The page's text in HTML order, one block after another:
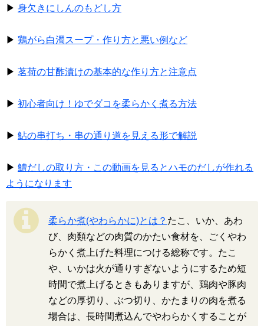
▶ 身欠きにしんのもどし方
▶ 鶏がら白濁スープ・作り方と悪い例など
▶ 茗荷の甘酢漬けの基本的な作り方と注意点
▶ 初心者向け！ゆでダコを柔らかく煮る方法
▶ 鮎の串打ち・串の通り道を見える形で解説
▶ 鱧だしの取り方・この動画を見るとハモのだしが作れる
ようになります
柔らか煮(やわらかに)とは？ たこ、いか、あわ
び、肉類などの肉質のかたい食材を、ごくやわ
らかく煮上げた料理につける総称です。たこ
や、いかは火が通りすぎないようにするため短
時間で煮上げるときもありますが、鶏肉や豚肉
などの厚切り、ぶつ切り、かたまりの肉を煮る
場合は、長時間煮込んでやわらかくすることが